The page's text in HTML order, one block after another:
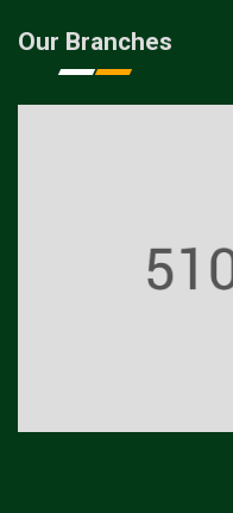
Our Branches